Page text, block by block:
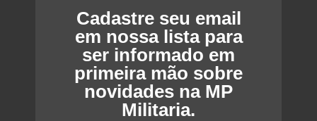
Cadastre seu email
em nossa lista para
ser informado em
primeira mão sobre
novidades na MP
Militaria.